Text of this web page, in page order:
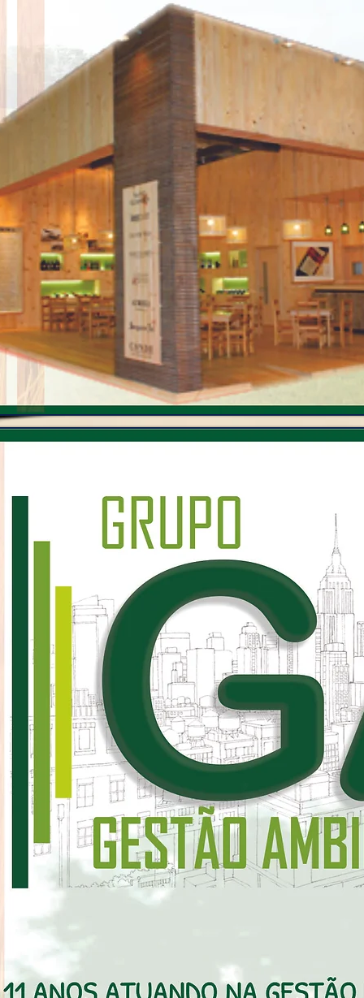
CLIQUE AQUI PARA RETORNAR À